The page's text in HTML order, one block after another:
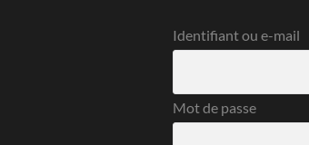
Identifiant ou e-mail
Mot de passe